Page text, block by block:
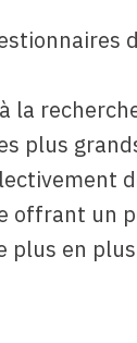
la
plus
offrant un
plus en